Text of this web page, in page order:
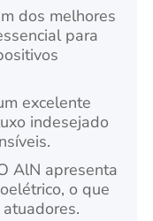
dos melhores
para
excelente
indesejado
AlN apresenta
o que